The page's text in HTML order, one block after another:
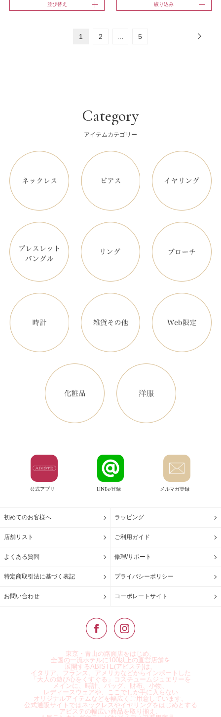
並び替え 絞り込み
1 2 … 5
Category
アイテムカテゴリー
公式アプリ LINE@登録 メルマガ登録
初めてのお客様へ ラッピング
店舗リスト ご利用ガイド
よくある質問 修理/サポート
特定商取引法に基づく表記 プライバシーポリシー
お問い合わせ コーポレートサイト
東京・青山の路面店をはじめ、
全国の一流ホテルに100以上の直営店舗を
展開するABISTE(アビステ)は、
イタリア、フランス、アメリカなどからインポートした
「大人の遊び心をくすぐる」コスチュームジュエリーを
メインに、時計、バッグ、財布、小物、
レディースウェアや、ここでしか手に入らない
オリジナルアイテムなどを幅広くご用意しています。
公式通販サイトではネックレスやイヤリングをはじめとする
アビステの幅広い商品を取り揃え、